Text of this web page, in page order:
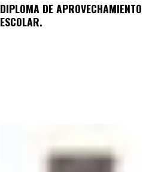
DIPLOMA DE APROVECHAMIENTO
ESCOLAR.